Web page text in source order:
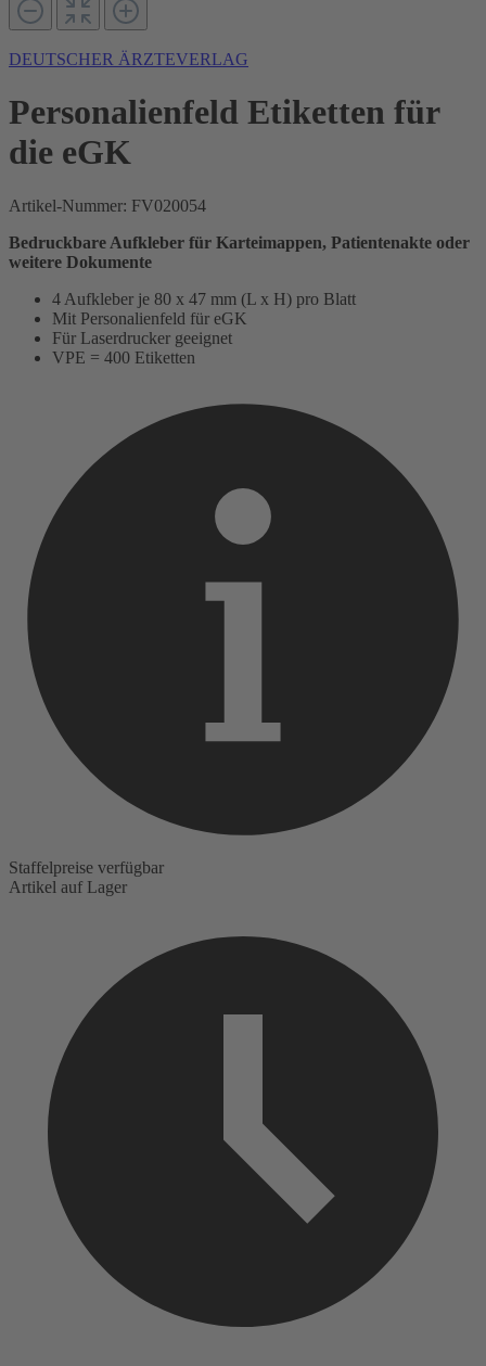
DEUTSCHER ÄRZTEVERLAG
Personalienfeld Etiketten für
die eGK
Artikel-Nummer: FV020054
Bedruckbare Aufkleber für Karteimappen, Patientenakte oder
weitere Dokumente
4 Aufkleber je 80 x 47 mm (L x H) pro Blatt
Mit Personalienfeld für eGK
Für Laserdrucker geeignet
VPE = 400 Etiketten
Staffelpreise verfügbar
Artikel auf Lager